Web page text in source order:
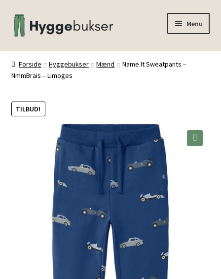
Spring
til
Spring
til
Menu
Forside
Inspiration
Forside Hyggebukser Mænd
Name It Sweatpants –
NmmBrais – Limoges
TILBUD!